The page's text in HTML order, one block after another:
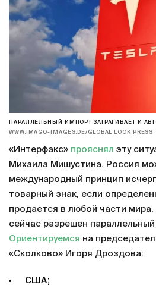
ПАРАЛЛЕЛЬНЫЙ ИМПОРТ ЗАТРАГИВАЕТ И
WWW.IMAGO-IMAGES.DE/GLOBAL LOOK PRESS
«Интерфакс» прояснял эту
Михаила Мишустина. Россия
международный принцип
товарный знак, если
продается в любой части мира.
сейчас разрешен
Ориентируемся на
«Сколково» Игоря Дроздова:
США;